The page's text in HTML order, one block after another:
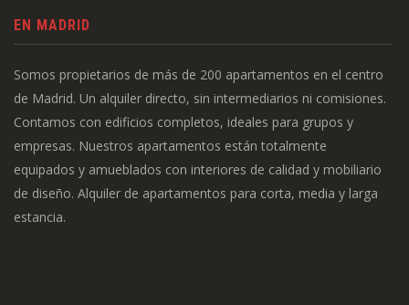
EN MADRID
Somos propietarios de más de 200 apartamentos en el centro
de Madrid. Un alquiler directo, sin intermediarios ni comisiones.
Contamos con edificios completos, ideales para grupos y
empresas. Nuestros apartamentos están totalmente
equipados y amueblados con interiores de calidad y mobiliario
de diseño. Alquiler de apartamentos para corta, media y larga
estancia.